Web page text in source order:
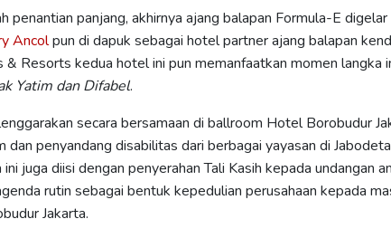
penantian panjang, akhirnya ajang balapan Formula-E
Ancolpun di dapuk sebagai hotel partner ajang balapan
Resorts kedua hotel ini pun memanfaatkan momen langka
Yatim dan Difabel.
secara bersamaan di ballroom Hotel Borobudur
penyandang disabilitas dari berbagai yayasan di
juga diisi dengan penyerahan Tali Kasih kepada undangan
rutin sebagai bentuk kepedulian perusahaan kepada
Jakarta.